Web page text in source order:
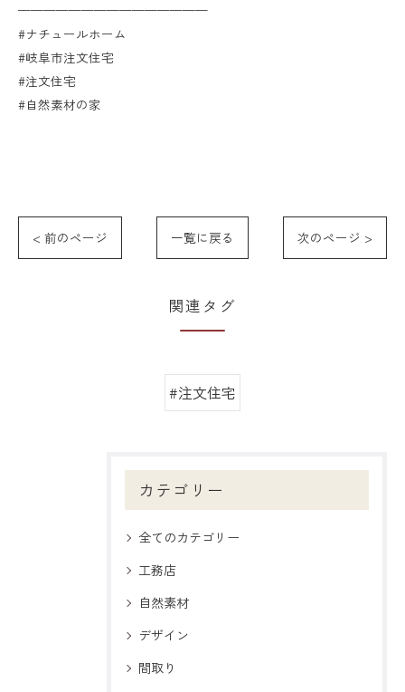
———————————————
#ナチュールホーム
#岐阜市注文住宅
#注文住宅
#自然素材の家
< 前のページ 一覧に戻る 次のページ >
関連タグ
#注文住宅
カテゴリー
全てのカテゴリー
工務店
自然素材
デザイン
間取り